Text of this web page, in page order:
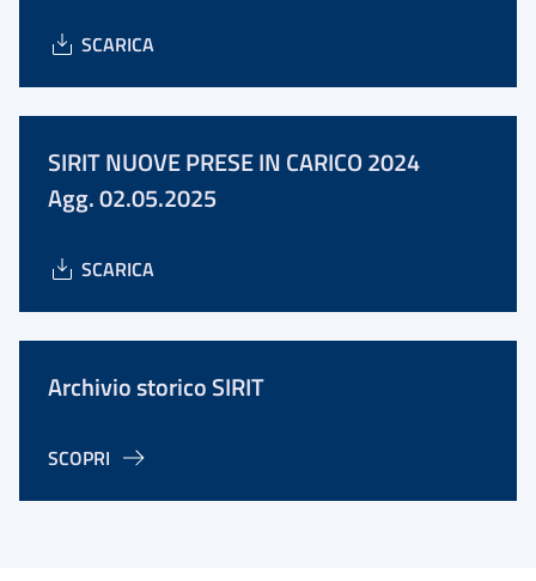
SCARICA
SIRIT NUOVE PRESE IN CARICO 2024
Agg. 02.05.2025
SCARICA
Archivio storico SIRIT
SCOPRI